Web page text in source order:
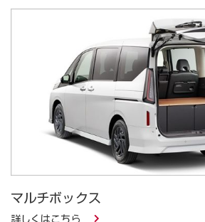
マルチボックス
詳しくはこちら